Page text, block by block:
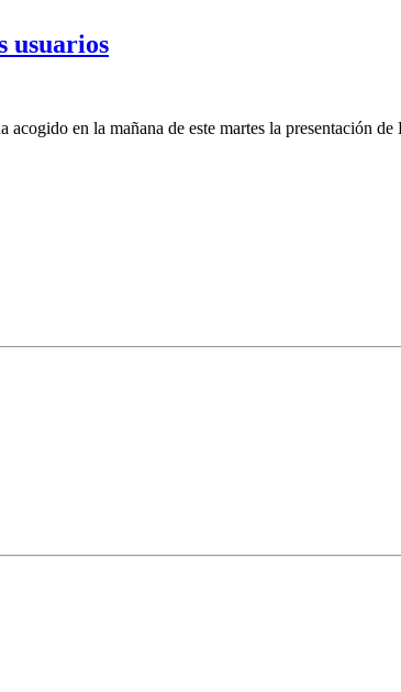
usuarios
en la mañana de este martes la presentación de